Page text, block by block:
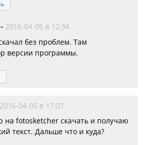
- 2016-04-05 в 12:34
без проблем. Там
версии программы.
2016-04-05 в 17:07
fotosketcher скачать и получаю
текст. Дальше что и куда?